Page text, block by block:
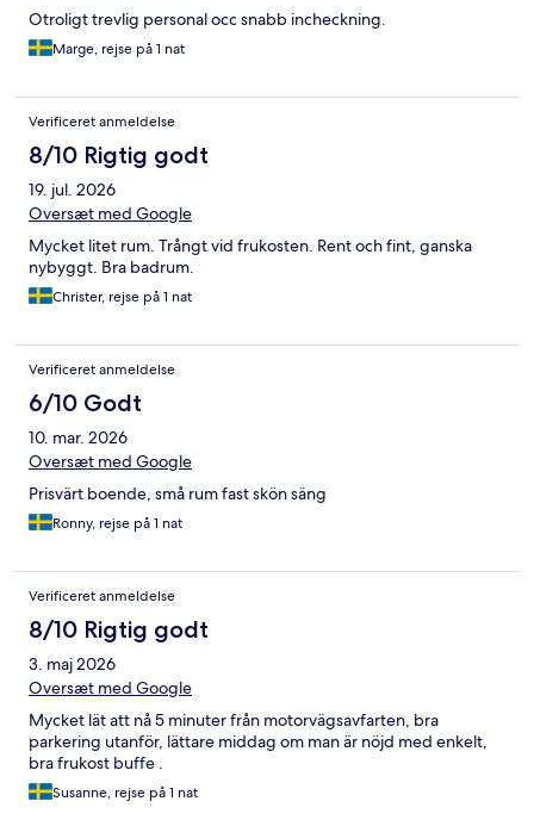
Otroligt trevlig personal occ snabb incheckning.
Marge, rejse på 1 nat
Verificeret anmeldelse
8/10 Rigtig godt
19. jul. 2026
Oversæt med Google
Mycket litet rum. Trångt vid frukosten. Rent och fint, ganska
nybyggt. Bra badrum.
Christer, rejse på 1 nat
Verificeret anmeldelse
6/10 Godt
10. mar. 2026
Oversæt med Google
Prisvärt boende, små rum fast skön säng
Ronny, rejse på 1 nat
Verificeret anmeldelse
8/10 Rigtig godt
3. maj 2026
Oversæt med Google
Mycket lät att nå 5 minuter från motorvägsavfarten, bra
parkering utanför, lättare middag om man är nöjd med enkelt,
bra frukost buffe .
Susanne, rejse på 1 nat